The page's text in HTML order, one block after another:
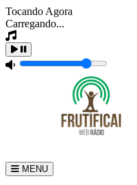
Tocando Agora
Carregando...
MENU